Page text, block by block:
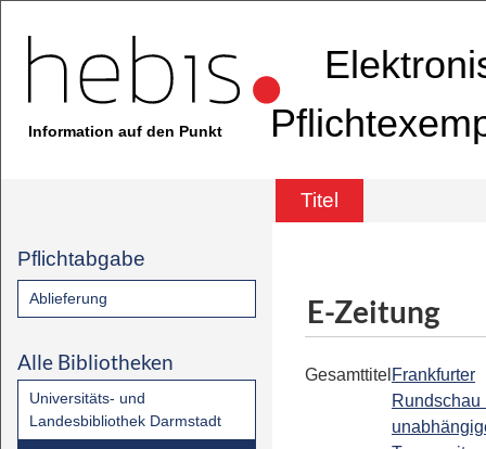
Information auf den Punkt
Titel
Pflichtabgabe
Ablieferung
Alle Bibliotheken
Universitäts- und
Landesbibliothek Darmstadt
E-Zeitung
Gesamttitel Frankfurter
Rundschau